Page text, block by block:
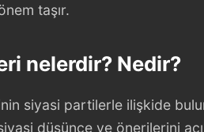
taşır.
nelerdir? Nedir?
siyasi partilerle ilişkide
düşünce ve önerilerini